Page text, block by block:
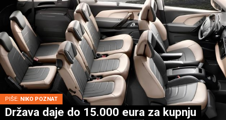
PIŠE: NIKO POZNAT
Država daje do 15.000 eura za kupnju